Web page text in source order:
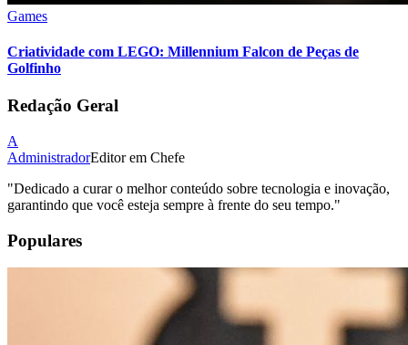
Games
Criatividade com LEGO: Millennium Falcon de Peças de
Golfinho
Redação Geral
A
AdministradorEditor em Chefe
"Dedicado a curar o melhor conteúdo sobre tecnologia e inovação,
garantindo que você esteja sempre à frente do seu tempo."
Populares